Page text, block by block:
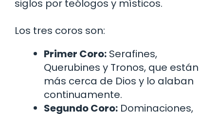
siglos por teólogos y místicos.
Los tres coros son:
Primer Coro: Serafines,
Querubines y Tronos, que están
más cerca de Dios y lo alaban
continuamente.
Segundo Coro: Dominaciones,